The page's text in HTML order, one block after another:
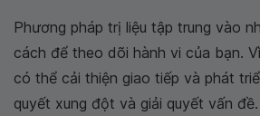
Phương pháp trị liệu tập trung vào
cách để theo dõi hành vi của bạn.
có thể cải thiện giao tiếp và phát
quyết xung đột và giải quyết vấn